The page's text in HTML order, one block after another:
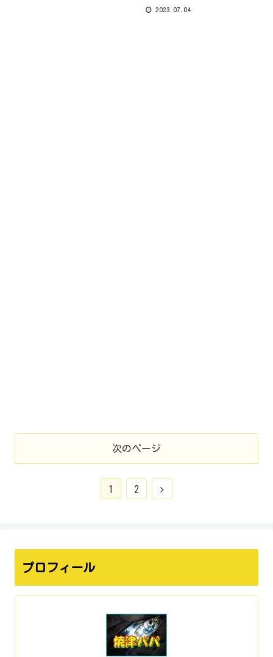
2023.07.04
次のページ
1 2
プロフィール